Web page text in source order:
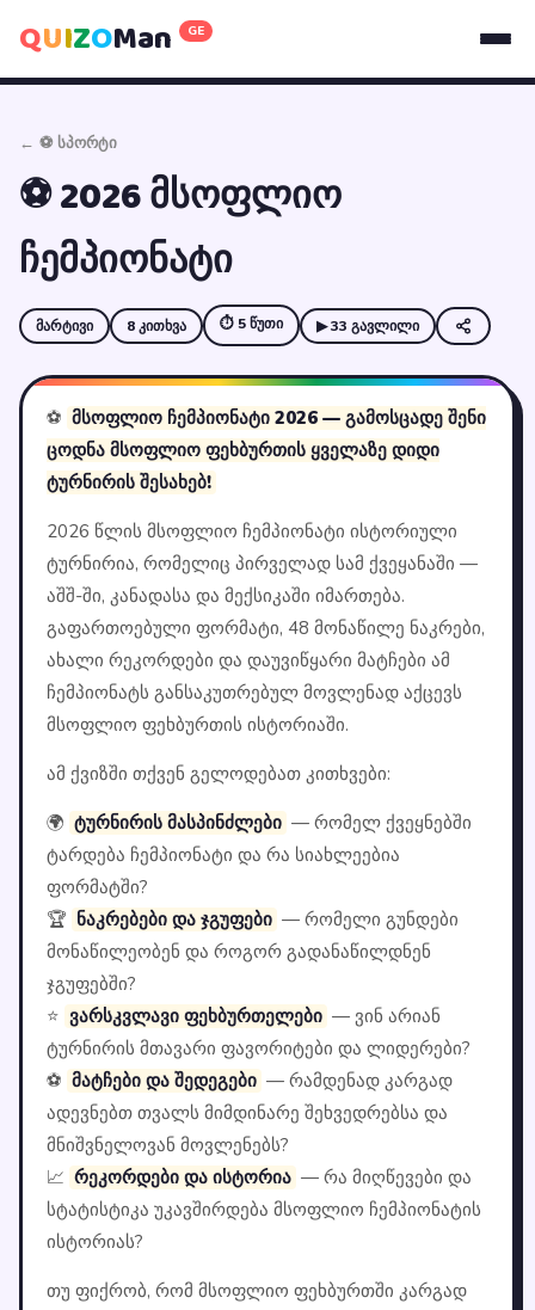
QUIZOMan GE
← ⚽ სპორტი
⚽ 2026 მსოფლიო
ჩემპიონატი
მარტივი 8 კითხვა ⏱ 5 წუთი ▶ 33 გავლილი
⚽ მსოფლიო ჩემპიონატი 2026 — გამოსცადე შენი
ცოდნა მსოფლიო ფეხბურთის ყველაზე დიდი
ტურნირის შესახებ!
2026 წლის მსოფლიო ჩემპიონატი ისტორიული
ტურნირია, რომელიც პირველად სამ ქვეყანაში —
აშშ-ში, კანადასა და მექსიკაში იმართება.
გაფართოებული ფორმატი, 48 მონაწილე ნაკრები,
ახალი რეკორდები და დაუვიწყარი მატჩები ამ
ჩემპიონატს განსაკუთრებულ მოვლენად აქცევს
მსოფლიო ფეხბურთის ისტორიაში.
ამ ქვიზში თქვენ გელოდებათ კითხვები:
🌍 ტურნირის მასპინძლები — რომელ ქვეყნებში
ტარდება ჩემპიონატი და რა სიახლეებია
ფორმატში?
🏆 ნაკრებები და ჯგუფები — რომელი გუნდები
მონაწილეობენ და როგორ გადანაწილდნენ
ჯგუფებში?
⭐ ვარსკვლავი ფეხბურთელები — ვინ არიან
ტურნირის მთავარი ფავორიტები და ლიდერები?
⚽ მატჩები და შედეგები — რამდენად კარგად
ადევნებთ თვალს მიმდინარე შეხვედრებსა და
მნიშვნელოვან მოვლენებს?
📈 რეკორდები და ისტორია — რა მიღწევები და
სტატისტიკა უკავშირდება მსოფლიო ჩემპიონატის
ისტორიას?
თუ ფიქრობ, რომ მსოფლიო ფეხბურთში კარგად